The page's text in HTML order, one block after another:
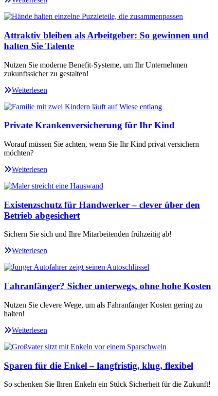
Attraktiv bleiben als Arbeitgeber: So gewinnen und
halten Sie Talente
Nutzen Sie moderne Benefit-Systeme, um Ihr Unternehmen
zukunftssicher zu gestalten!
Weiterlesen
Private Krankenversicherung für Ihr Kind
Worauf müssen Sie achten, wenn Sie Ihr Kind privat versichern
möchten?
Weiterlesen
Existenzschutz für Handwerker – clever über den
Betrieb abgesichert
Sichern Sie sich und Ihre Mitarbeitenden frühzeitig ab!
Weiterlesen
Fahranfänger? Sicher unterwegs, ohne hohe Kosten
Nutzen Sie clevere Wege, um als Fahranfänger Kosten gering zu
halten!
Weiterlesen
Sparen für die Enkel – langfristig, klug, flexibel
So schenken Sie Ihren Enkeln ein Stück Sicherheit für die Zukunft!